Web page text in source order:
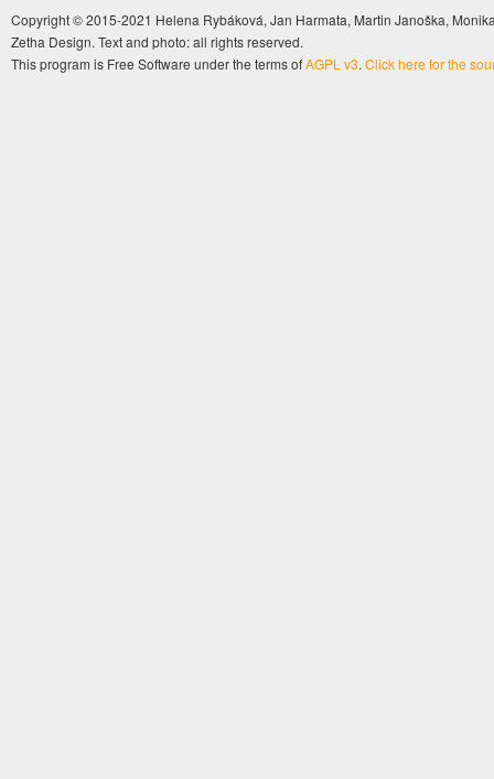
Copyright © 2015-2021 Helena Rybáková, Jan Harmata, Martin Janoška,
Zetha Design. Text and photo: all rights reserved.
This program is Free Software under the terms ofAGPL v3. Click here for the